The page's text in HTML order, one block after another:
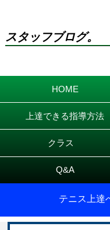
スタッフブログ。
HOME
上達できる指導方法
クラス
Q&A
テニス上達